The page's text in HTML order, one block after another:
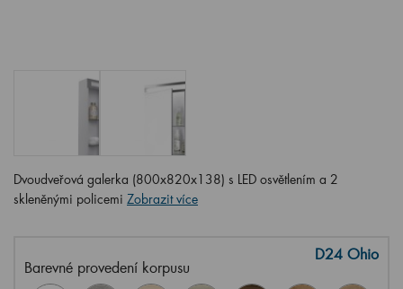
Dvoudveřová galerka (800x820x138) s LED osvětlením a 2
skleněnými policemi Zobrazit více
Barevné provedení korpusu
D24 Ohio